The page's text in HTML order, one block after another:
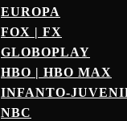
EUROPA
FOX | FX
GLOBOPLAY
HBO | HBO MAX
INFANTO-
NBC